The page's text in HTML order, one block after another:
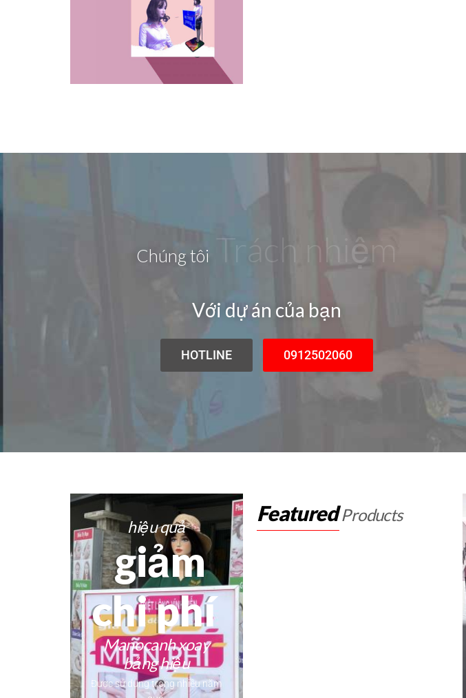
Chúng tôi Trách nhiệm
Với dự án của bạn
HOTLINE 0912502060
hiệu quả
giảm
chi phí
Manocanh xoay
bảng hiệu
Được sử dụng trong nhiều năm
FeaturedProducts